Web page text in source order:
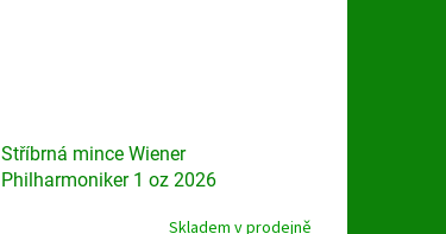
Stříbrná mince Wiener
Philharmoniker 1 oz 2026
Skladem v prodejně